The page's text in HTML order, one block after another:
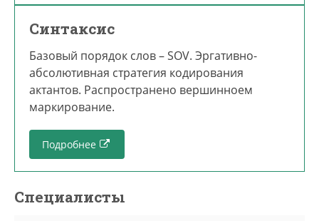
Синтаксис
Базовый порядок слов – SOV. Эргативно-
абсолютивная стратегия кодирования
актантов. Распространено вершинноем
маркирование.
Подробнее
Специалисты